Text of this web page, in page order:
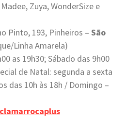
Zuya, WonderSize e
Pinto, 193, Pinheiros – São
Linha Amarela)
as 19h30; Sábado das 9h00
de Natal: segunda a sexta
das 10h às 18h / Domingo –